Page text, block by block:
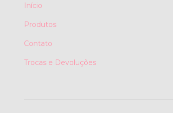
Início
Produtos
Contato
Trocas e Devoluções